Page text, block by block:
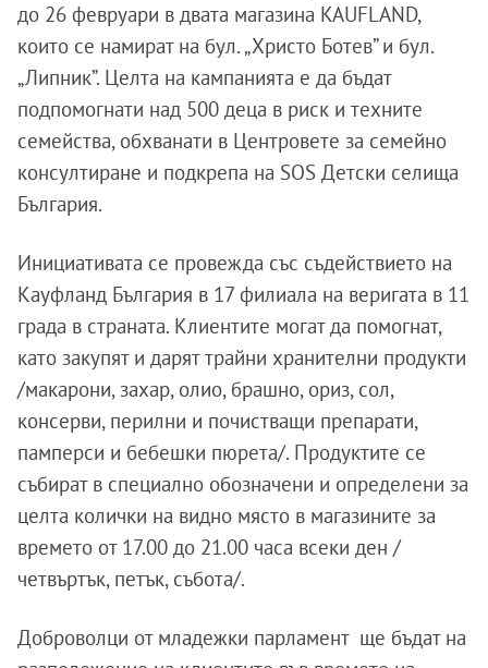
до 26 февруари в двата магазина KAUFLAND,
които се намират на бул. „Христо Ботев” и бул.
„Липник”. Целта на кампанията е да бъдат
подпомогнати над 500 деца в риск и техните
семейства, обхванати в Центровете за семейно
консултиране и подкрепа на SOS Детски селища
България.
Инициативата се провежда със съдействието на
Кауфланд България в 17 филиала на веригата в 11
града в страната. Клиентите могат да помогнат,
като закупят и дарят трайни хранителни продукти
/макарони, захар, олио, брашно, ориз, сол,
консерви, перилни и почистващи препарати,
памперси и бебешки пюрета/. Продуктите се
събират в специално обозначени и определени за
целта колички на видно място в магазините за
времето от 17.00 до 21.00 часа всеки ден /
четвъртък, петък, събота/.
Доброволци от младежки парламент ще бъдат на